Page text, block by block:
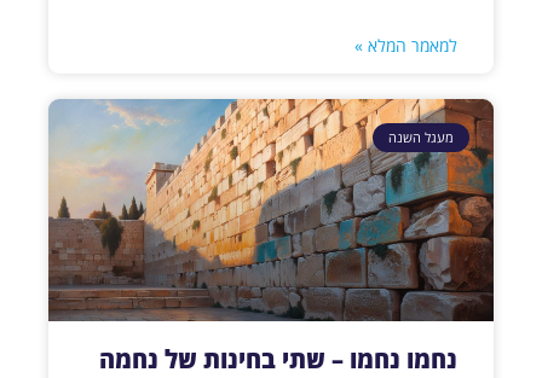
למאמר המלא »
מעגל השנה
נחמו נחמו – שתי בחינות של נחמה